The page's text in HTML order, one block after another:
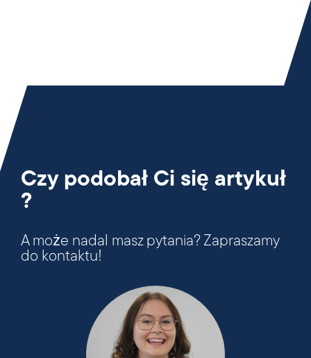
Czy podobał Ci się artykuł
?
A może nadal masz pytania? Zapraszamy
do kontaktu!